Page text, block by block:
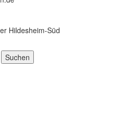
Hildesheim-Süd